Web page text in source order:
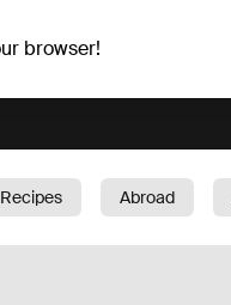
browser!
Recipes Abroad